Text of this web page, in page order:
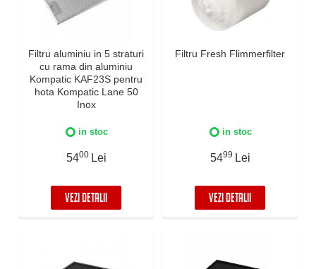
Filtru aluminiu in 5 straturi
cu rama din aluminiu
Kompatic KAF23S pentru
hota Kompatic Lane 50
Inox
in stoc
5400 Lei
VEZI DETALII
Filtru Fresh Flimmerfilter
in stoc
5499 Lei
VEZI DETALII